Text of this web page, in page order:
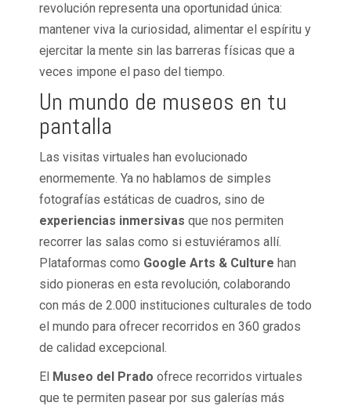
revolución representa una oportunidad única:
mantener viva la curiosidad, alimentar el espíritu y
ejercitar la mente sin las barreras físicas que a
veces impone el paso del tiempo.
Un mundo de museos en tu
pantalla
Las visitas virtuales han evolucionado
enormemente. Ya no hablamos de simples
fotografías estáticas de cuadros, sino de
experiencias inmersivas que nos permiten
recorrer las salas como si estuviéramos allí.
Plataformas como Google Arts & Culture han
sido pioneras en esta revolución, colaborando
con más de 2.000 instituciones culturales de todo
el mundo para ofrecer recorridos en 360 grados
de calidad excepcional.
El Museo del Prado ofrece recorridos virtuales
que te permiten pasear por sus galerías más